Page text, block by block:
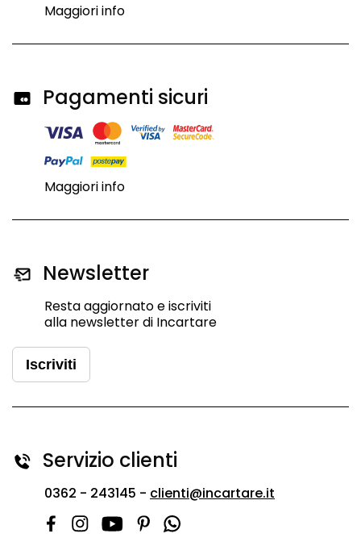
Maggiori info
Pagamenti sicuri
Maggiori info
Newsletter
Resta aggiornato e iscriviti
alla newsletter di Incartare
Iscriviti
Servizio clienti
0362 - 243145 - clienti@incartare.it